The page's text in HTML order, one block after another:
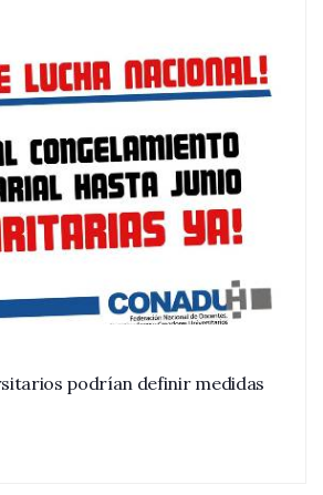
podrían definir medidas